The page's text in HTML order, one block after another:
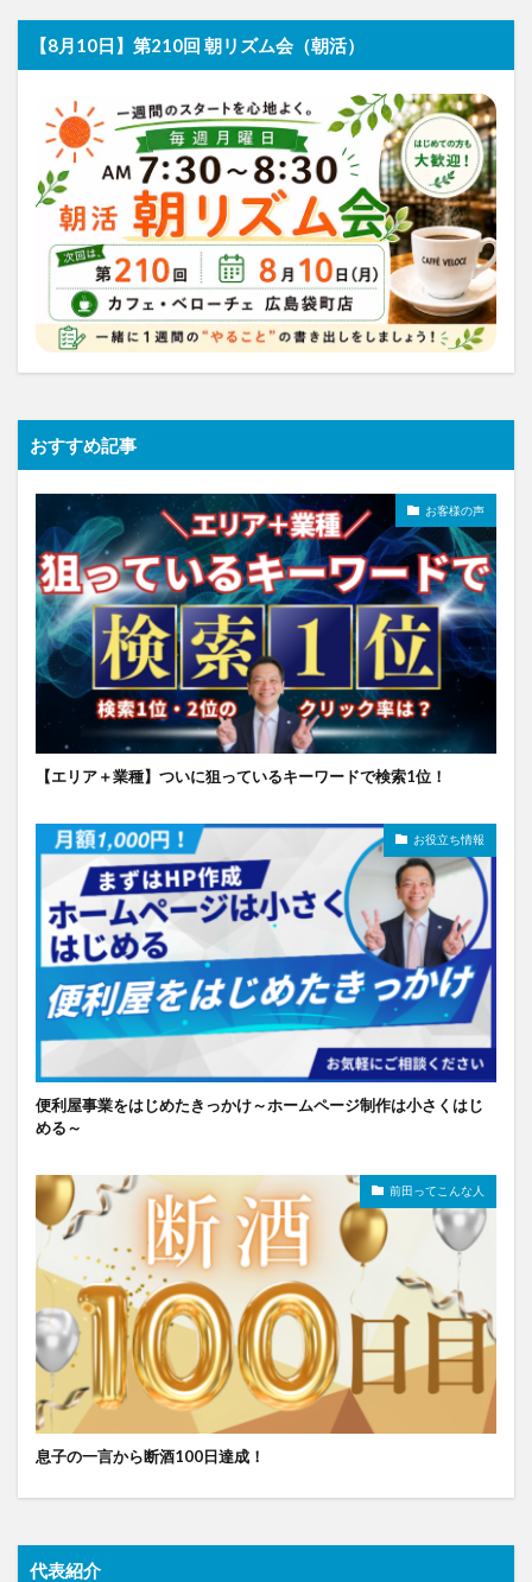
【8月10日】第210回 朝リズム会（朝活）
おすすめ記事
お客様の声
【エリア＋業種】ついに狙っているキーワードで検索1位！
お役立ち情報
便利屋事業をはじめたきっかけ～ホームページ制作は小さくはじ
める～
前田ってこんな人
息子の一言から断酒100日達成！
代表紹介